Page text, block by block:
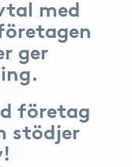
med
ger
företag
stödjer